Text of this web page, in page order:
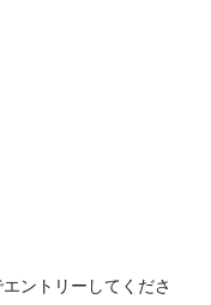
ントリーしてくださ